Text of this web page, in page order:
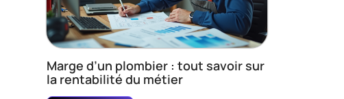
Marge d’un plombier : tout savoir sur
la rentabilité du métier